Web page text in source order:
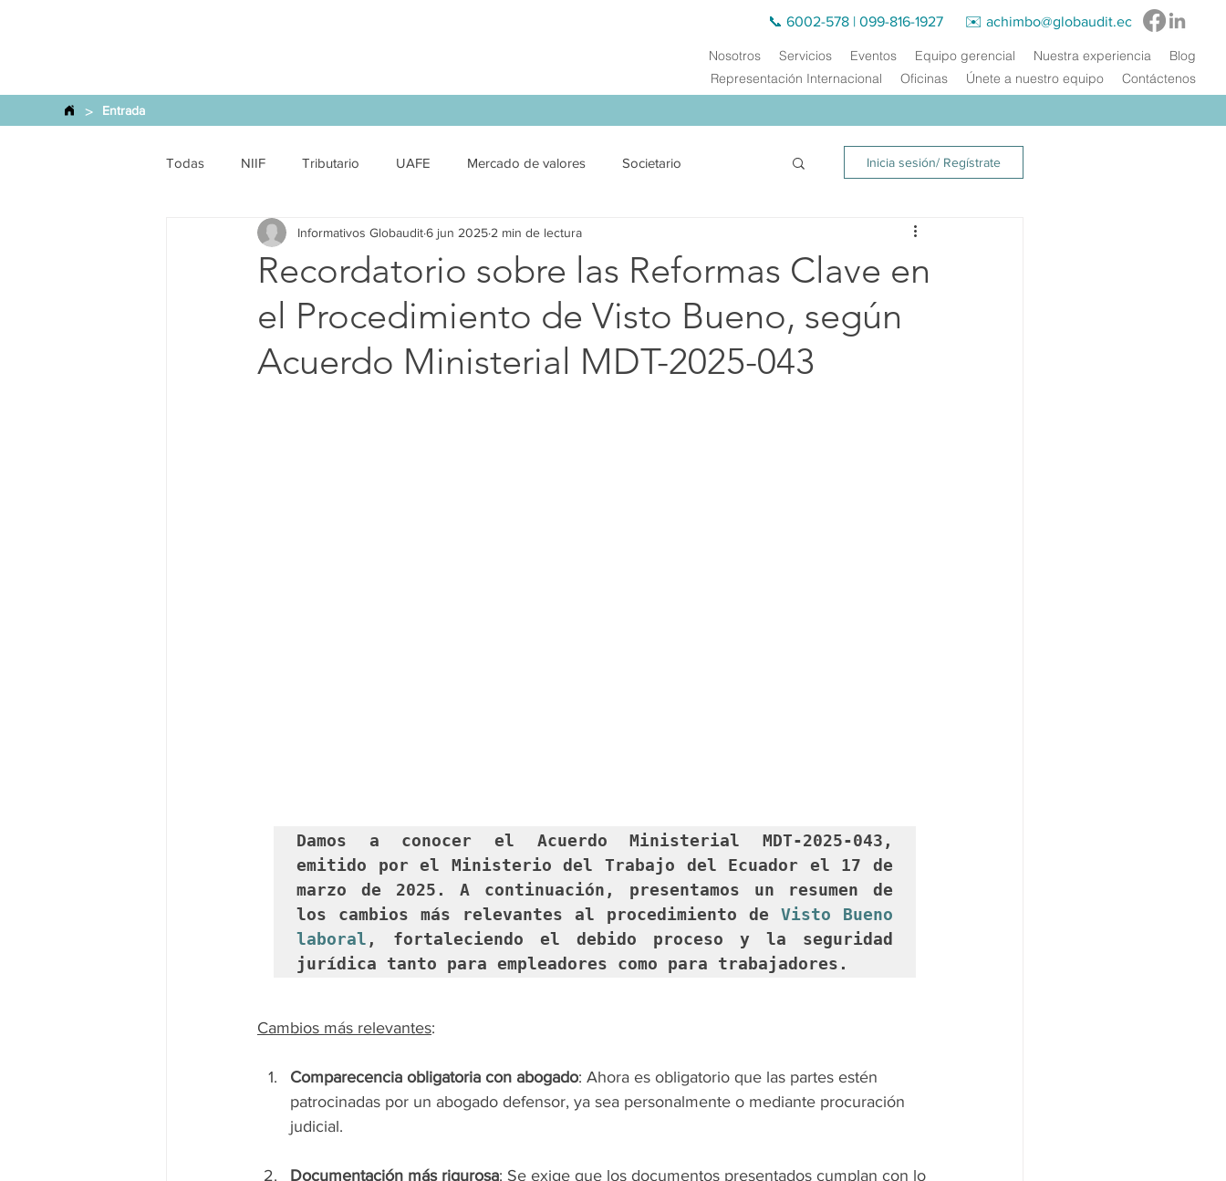
📞 6002-578 | 099-816-1927‬ ✉️ achimbo@globaudit.ec
Nosotros Servicios Eventos Equipo gerencial Nuestra experiencia
Blog
Representación Internacional
Oficinas Únete a nuestro equipo Contáctenos
> Entrada
Todas NIIF Tributario UAFE Mercado de valores Societario
Laboral - Seg. Social Producción Financiero y SEPS
Medio Ambiente Derecho Público Energía Eléctrica Energética
Inicia sesión/ Regístrate
Recordatorio sobre las Reformas Clave en
el Procedimiento de Visto Bueno, según
Acuerdo Ministerial MDT-2025-043
Informativos Globaudit6 jun 2025 2 min de lectura
Damos a conocer el Acuerdo Ministerial MDT-2025-043,
emitido por el Ministerio del Trabajo del Ecuador el 17 de
marzo de 2025. A continuación, presentamos un resumen de
los cambios más relevantes al procedimiento de Visto Bueno
laboral ,
fortaleciendo el debido proceso y la seguridad
jurídica tanto para empleadores como para trabajadores.
Cambios más relevantes:
Comparecencia obligatoria con abogado: Ahora es obligatorio que las partes estén
patrocinadas por un abogado defensor, ya sea personalmente o mediante procuración
judicial.
Documentación más rigurosa: Se exige que los documentos presentados cumplan con lo